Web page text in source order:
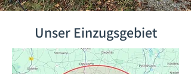
Unser Einzugsgebiet